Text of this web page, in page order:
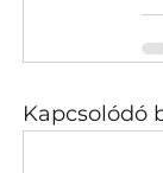
Kapcsolódó